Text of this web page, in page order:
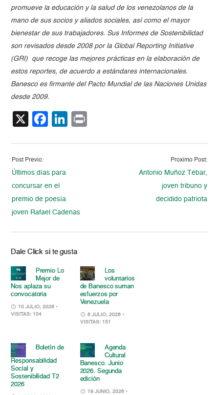
promueve la educación y la salud de los venezolanos de la
mano de sus socios y aliados sociales, así como el mayor
bienestar de sus trabajadores. Sus Informes de Sostenibilidad
son revisados desde 2008 por la Global Reporting Initiative
(GRI) que recoge las mejores prácticas en la elaboración de
estos reportes, de acuerdo a estándares internacionales.
Banesco es firmante del Pacto Mundial de las Naciones Unidas
desde 2009.
X Facebook
LinkedIn
Post Previo:
Últimos días para
concursar en el
premio de poesía
joven Rafael Cadenas
Proximo Post:
Antonio Muñoz Tébar,
joven tribuno y
decidido patriota
Dale Click si te gusta
Premio Lo
Mejor de
Nos aplaza su
convocatoria
10 JULIO, 2026 •
VISITAS: 104
Los
voluntarios
de Banesco suman
esfuerzos por
Venezuela
6 JULIO, 2026 •
VISITAS: 151
Boletín de
Responsabilidad
Social y
Sostenibilidad T2
2026
Agenda
Cultural
Banesco. Junio
2026. Segunda
edición
19 JUNIO, 2026 •